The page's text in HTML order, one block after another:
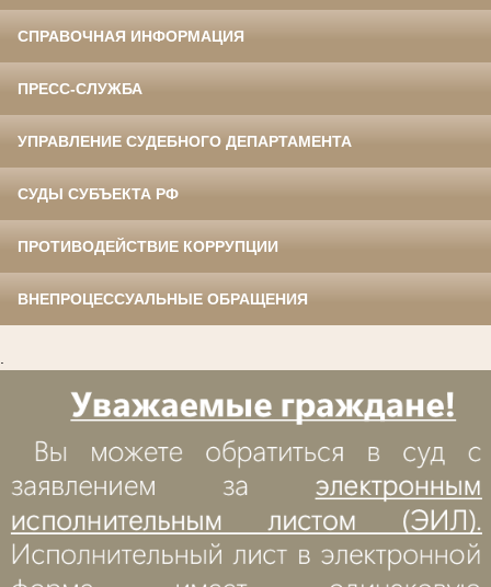
СПРАВОЧНАЯ ИНФОРМАЦИЯ
ПРЕСС-СЛУЖБА
УПРАВЛЕНИЕ СУДЕБНОГО ДЕПАРТАМЕНТА
СУДЫ СУБЪЕКТА РФ
ПРОТИВОДЕЙСТВИЕ КОРРУПЦИИ
ВНЕПРОЦЕССУАЛЬНЫЕ ОБРАЩЕНИЯ